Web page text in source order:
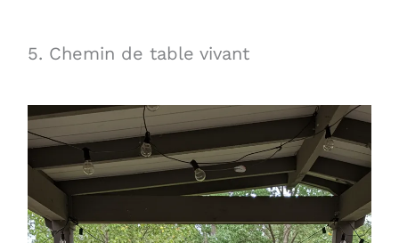
5. Chemin de table vivant